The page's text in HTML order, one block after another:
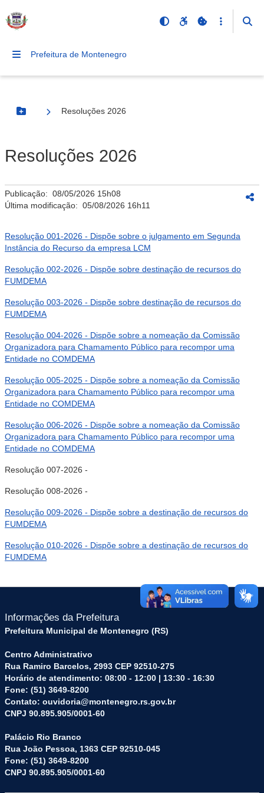
Prefeitura de Montenegro
Botão Menu
Resoluções 2026
Resoluções 2026
Publicação: 08/05/2026 15h08
Última modificação: 05/08/2026 16h11
Resolução 001-2026 - Dispõe sobre o julgamento em Segunda
Instância do Recurso da empresa LCM
Resolução 002-2026 - Dispõe sobre destinação de recursos do
FUMDEMA
Resolução 003-2026 - Dispõe sobre destinação de recursos do
FUMDEMA
Resolução 004-2026 - Dispõe sobre a nomeação da Comissão
Organizadora para Chamamento Público para recompor uma
Entidade no COMDEMA
Resolução 005-2025 - Dispõe sobre a nomeação da Comissão
Organizadora para Chamamento Público para recompor uma
Entidade no COMDEMA
Resolução 006-2026 - Dispõe sobre a nomeação da Comissão
Organizadora para Chamamento Público para recompor uma
Entidade no COMDEMA
Resolução 007-2026 -
Resolução 008-2026 -
Resolução 009-2026 - Dispõe sobre a destinação de recursos do
FUMDEMA
Resolução 010-2026 - Dispõe sobre a destinação de recursos do
FUMDEMA
Informações da Prefeitura
Prefeitura Municipal de Montenegro (RS)
Centro Administrativo
Rua Ramiro Barcelos, 2993 CEP 92510-275
Horário de atendimento: 08:00 - 12:00 | 13:30 - 16:30
Fone: (51) 3649-8200
Contato: ouvidoria@montenegro.rs.gov.br
CNPJ 90.895.905/0001-60
Palácio Rio Branco
Rua João Pessoa, 1363 CEP 92510-045
Fone: (51) 3649-8200
CNPJ 90.895.905/0001-60